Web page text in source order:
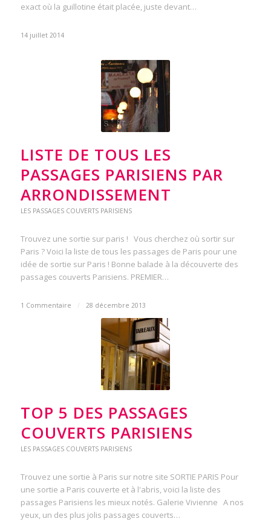
exact où la guillotine était placée, juste devant…
14 juillet 2014
LISTE DE TOUS LES
PASSAGES PARISIENS PAR
ARRONDISSEMENT
LES PASSAGES COUVERTS PARISIENS
Trouvez une sortie sur paris ! Vous cherchez où sortir sur
Paris ? Voici la liste de tous les passages de Paris pour une
idée de sortie sur Paris ! Bonne balade à la découverte des
passages couverts Parisiens. PREMIER…
1 Commentaire / 28 décembre 2013
TOP 5 DES PASSAGES
COUVERTS PARISIENS
LES PASSAGES COUVERTS PARISIENS
Trouvez une sortie à Paris sur notre site SORTIE PARIS Pour
une sortie a Paris couverte et à l'abris, voici la liste des
passages Parisiens les mieux notés. Galerie Vivienne A nos
yeux, un des plus jolis passages couverts…